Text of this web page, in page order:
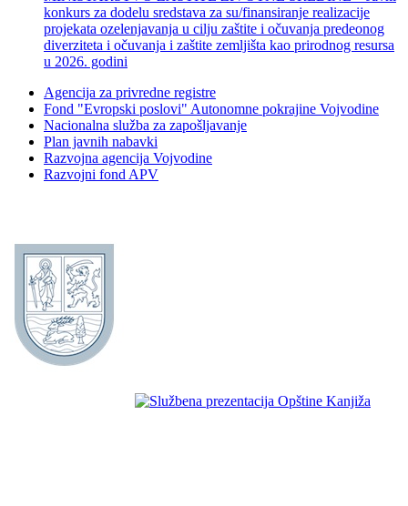
konkurs za dodelu sredstava za su/finansiranje realizacije
projekata ozelenjavanja u cilju zaštite i očuvanja predeonog
diverziteta i očuvanja i zaštite zemljišta kao prirodnog resursa
u 2026. godini
Agencija za privredne registre
Fond "Evropski poslovi" Autonomne pokrajine Vojvodine
Nacionalna služba za zapošljavanje
Plan javnih nabavki
Razvojna agencija Vojvodine
Razvojni fond APV